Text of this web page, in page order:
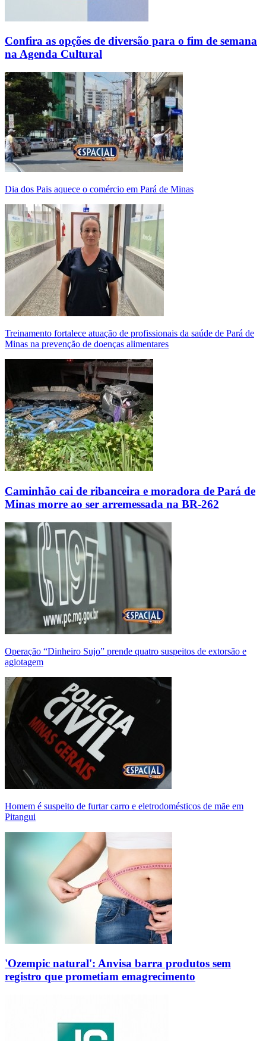
Confira as opções de diversão para o fim de semana
na Agenda Cultural
Dia dos Pais aquece o comércio em Pará de Minas
Treinamento fortalece atuação de profissionais da saúde de Pará de
Minas na prevenção de doenças alimentares
Caminhão cai de ribanceira e moradora de Pará de
Minas morre ao ser arremessada na BR-262
Operação “Dinheiro Sujo” prende quatro suspeitos de extorsão e
agiotagem
Homem é suspeito de furtar carro e eletrodomésticos de mãe em
Pitangui
'Ozempic natural': Anvisa barra produtos sem
registro que prometiam emagrecimento